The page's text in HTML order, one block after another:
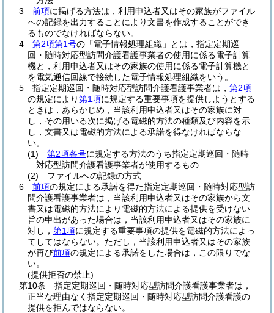
3
前項に掲げる方法は，利用申込者又はその家族がファイル
への記録を出力することにより文書を作成することができ
るものでなければならない。
4
第2項第1号の「電子情報処理組織」とは，指定定期巡
回・随時対応型訪問介護看護事業者の使用に係る電子計算
機と，利用申込者又はその家族の使用に係る電子計算機と
を電気通信回線で接続した電子情報処理組織をいう。
5
指定定期巡回・随時対応型訪問介護看護事業者は， 第2項
の規定により第1項に規定する重要事項を提供しようとする
ときは，あらかじめ，当該利用申込者又はその家族に対
し，その用いる次に掲げる電磁的方法の種類及び内容を示
し，文書又は電磁的方法による承諾を得なければならな
い。
(1)
第2項各号に規定する方法のうち指定定期巡回・随時
対応型訪問介護看護事業者が使用するもの
(2)
ファイルへの記録の方式
6
前項の規定による承諾を得た指定定期巡回・随時対応型訪
問介護看護事業者は，当該利用申込者又はその家族から文
書又は電磁的方法により電磁的方法による提供を受けない
旨の申出があった場合は，当該利用申込者又はその家族に
対し， 第1項に規定する重要事項の提供を電磁的方法によっ
てしてはならない。 ただし，当該利用申込者又はその家族
が再び前項の規定による承諾をした場合は，この限りでな
い。
(提供拒否の禁止)
第10条
指定定期巡回・随時対応型訪問介護看護事業者は，
正当な理由なく指定定期巡回・随時対応型訪問介護看護の
提供を拒んではならない。